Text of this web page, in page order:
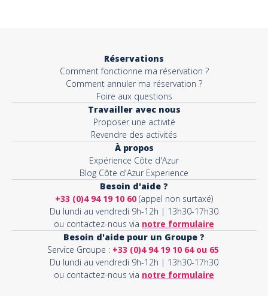
Réservations
Comment fonctionne ma réservation ?
Comment annuler ma réservation ?
Foire aux questions
Travailler avec nous
Proposer une activité
Revendre des activités
À propos
Expérience Côte d'Azur
Blog Côte d'Azur Experience
Besoin d'aide ?
+33 (0)4 94 19 10 60 (appel non surtaxé)
Du lundi au vendredi 9h-12h | 13h30-17h30
ou contactez-nous via notre formulaire
Besoin d'aide pour un Groupe ?
Service Groupe : +33 (0)4 94 19 10 64 ou 65
Du lundi au vendredi 9h-12h | 13h30-17h30
ou contactez-nous via notre formulaire